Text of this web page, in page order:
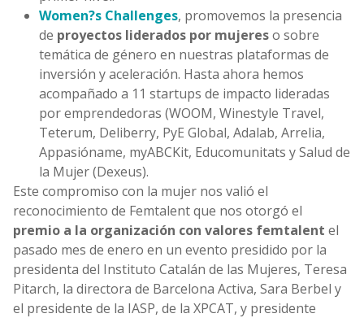
Women?s Challenges, promovemos la presencia
de proyectos liderados por mujereso sobre
temática de género en nuestras plataformas de
inversión y aceleración. Hasta ahora hemos
acompañado a 11 startups de impacto lideradas
por emprendedoras (WOOM, Winestyle Travel,
Teterum, Deliberry, PyE Global, Adalab, Arrelia,
Appasióname, myABCKit, Educomunitats y Salud de
la Mujer (Dexeus).
Este compromiso con la mujer nos valió el
reconocimiento de Femtalent que nos otorgó el
premio a la organización con valores femtalent el
pasado mes de enero en un evento presidido por la
presidenta del Instituto Catalán de las Mujeres, Teresa
Pitarch, la directora de Barcelona Activa, Sara Berbel y
el presidente de la IASP, de la XPCAT, y presidente